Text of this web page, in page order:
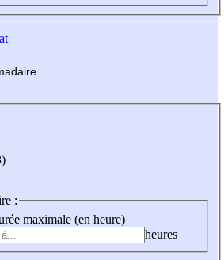
:
maximale (en heure)
heures